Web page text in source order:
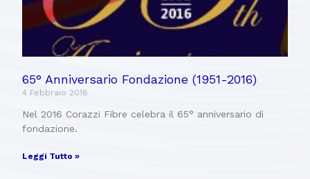
65° Anniversario Fondazione (1951-2016)
4 Febbraio 2016
Nel 2016 Corazzi Fibre celebra il 65° anniversario di
fondazione.
Leggi Tutto »